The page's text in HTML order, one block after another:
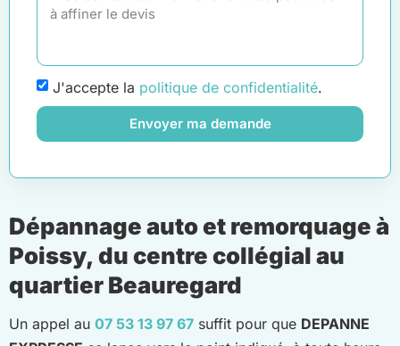
J'accepte la politique de confidentialité.
Envoyer ma demande
Dépannage auto et remorquage à
Poissy, du centre collégial au
quartier Beauregard
Un appel au 07 53 13 97 67 suffit pour que DEPANNE